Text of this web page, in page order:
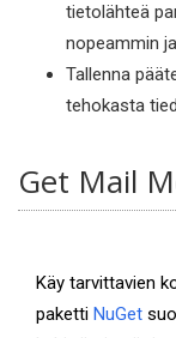
tietolähteä
nopeammin
Tallenna
tehokasta
Get Mail
Käy tarvittavien
paketti NuGet